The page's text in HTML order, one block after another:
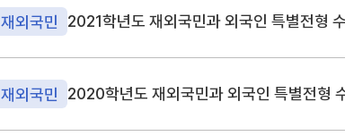
재외국민 2021학년도 재외국민과 외국인 특별전형
재외국민 2020학년도 재외국민과 외국인 특별전형